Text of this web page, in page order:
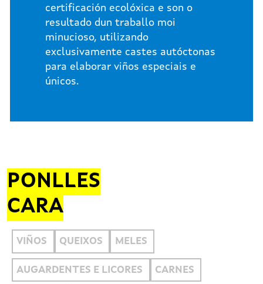
certificación ecolóxica e son o
resultado dun traballo moi
minucioso, utilizando
exclusivamente castes autóctonas
para elaborar viños especiais e
únicos.
PONLLES
CARA
VIÑOS QUEIXOS MELES
AUGARDENTES E LICORES CARNES